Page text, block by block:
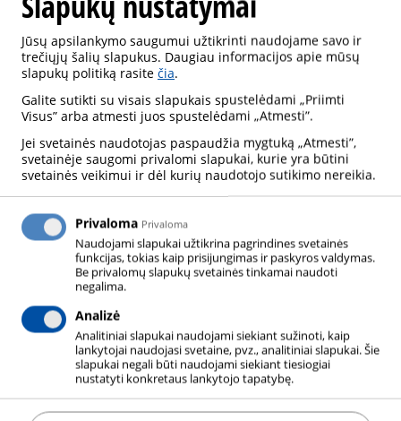
GERIAMAS VANDUO
Dujos padeda gaminti geriausios kokybės geriamąjį
vandenį. Šiais laikais šiuolaikinės gydymo įstaigos
dažniausiai vengia naudoti nuodingas ar ėsdinančias
chemines medžiagas. Vietoj to vis dažniau
naudojamos dvi pramoninės dujos: deguonis ir
anglies dioksidas, abu natūralūs vandens ciklo
komponentai.
1 – UPĖ IR UŽTVANKA
2 – POŽEMINIAI VANDENYS
Jūsų apsilankymo saugumui užtikrinti naudojame savo ir
trečiųjų šalių slapukus. Daugiau informacijos apie mūsų
slapukų politiką rasite čia.
Galite sutikti su visais slapukais spustelėdami „Priimti
Visus” arba atmesti juos spustelėdami „Atmesti”.
Jei svetainės naudotojas paspaudžia mygtuką „Atmesti”,
svetainėje saugomi privalomi slapukai, kurie yra būtini
svetainės veikimui ir dėl kurių naudotojo sutikimo nereikia.
Privaloma Privaloma
Naudojami slapukai užtikrina pagrindines svetainės
funkcijas, tokias kaip prisijungimas ir paskyros valdymas.
Be privalomų slapukų svetainės tinkamai naudoti
negalima.
Analizė
Analitiniai slapukai naudojami siekiant sužinoti, kaip
lankytojai naudojasi svetaine, pvz., analitiniai slapukai. Šie
slapukai negali būti naudojami siekiant tiesiogiai
nustatyti konkretaus lankytojo tapatybę.